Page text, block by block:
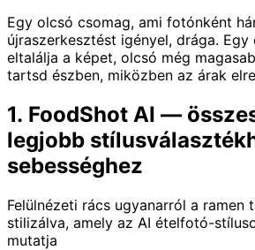
Egy olcsó csomag, ami fotónként
újraszerkesztést igényel, drága. Egy
eltalálja a képet, olcsó még
tartsd észben, miközben az árak
1. FoodShot AI —
legjobb
sebességhez
Felülnézeti rács ugyanarról a ramen
stilizálva, amely az AI ételfotó-
mutatja